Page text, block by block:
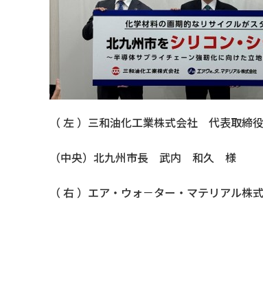
（ 左 ）三和油化工業株式会社 代表
（中央）北九州市長 武内 和久 様
（ 右 ）エア・ウォ－ター・マテリア